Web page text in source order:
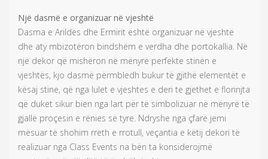
Një dasmë e organizuar në vjeshtë
Dasma e Arildës dhe Ermirit është organizuar në vjeshtë
dhe aty mbizotëron bindshëm e verdha dhe portokallia. Në
një dekor që mishëron në mënyrë perfekte stinën e
vjeshtës, kjo dasmë përmbledh bukur të gjithë elementët e
kësaj stine, që nga lulet e vjeshtes e deri te gjethet e florinjta
që duket sikur bien nga lart për të simbolizuar në mënyrë të
gjallë proçesin e rënies së tyre. Ndryshe nga çfarë jemi
mësuar të shohim rreth e rrotull, veçantia e këtij dekori të
realizuar nga Class Events na bën ta konsiderojmë